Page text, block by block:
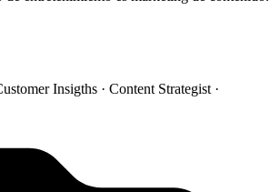
Insigths · Content Strategist ·